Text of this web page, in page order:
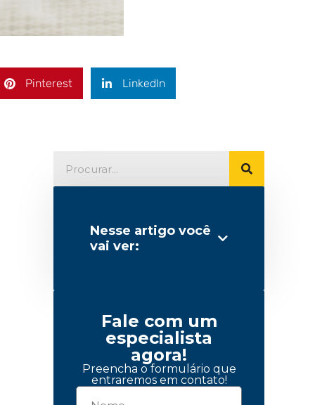
Pinterest LinkedIn
Nesse artigo você
vai ver:
Fale com um
especialista
agora!
Preencha o formulário que
entraremos em contato!